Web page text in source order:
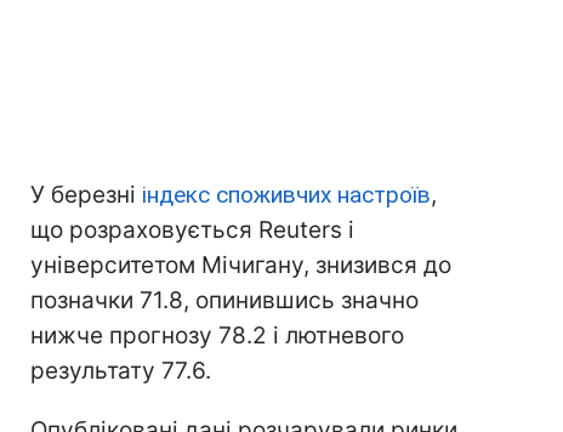
У березні індекс споживчих настроїв,
що розраховується Reuters і
університетом Мічигану, знизився до
позначки 71.8, опинившись значно
нижче прогнозу 78.2 і лютневого
результату 77.6.